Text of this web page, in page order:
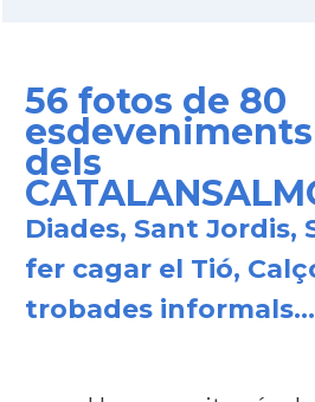
56 fotos de 80
dels
Diades, Sant Jordis,
fer cagar el Tió,
trobades informals...